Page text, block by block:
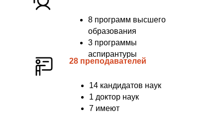
8 программ высшего
образования
3 программы
аспирантуры
14 кандидатов наук
1 доктор наук
7 имеют
28 преподавателей